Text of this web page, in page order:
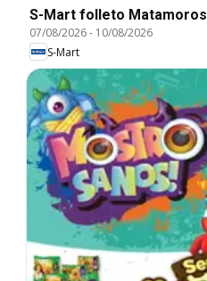
S-Mart folleto Matamoros
07/08/2026- 10/08/2026
S-Mart